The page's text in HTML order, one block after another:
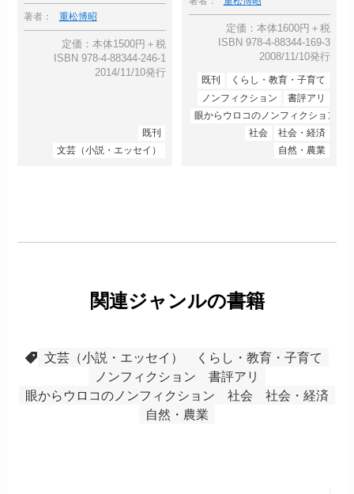
著者： 重松博昭
定価：本体1500円＋税
ISBN 978-4-88344-246-1
2014/11/10発行
既刊
文芸（小説・エッセイ）
定価：本体1600円＋税
ISBN 978-4-88344-169-3
2008/11/10発行
既刊
くらし・教育・子育て
ノンフィクション
書評アリ
眼からウロコのノンフィクション
社会
社会・経済
自然・農業
関連ジャンルの書籍
文芸（小説・エッセイ）
くらし・教育・子育て
ノンフィクション
書評アリ
眼からウロコのノンフィクション
社会
社会・経済
自然・農業